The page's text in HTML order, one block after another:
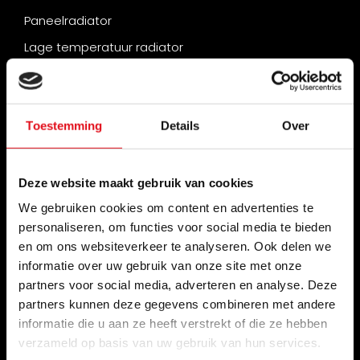
Toestemming Details Over
Deze website maakt gebruik van cookies
We gebruiken cookies om content en advertenties te
personaliseren, om functies voor social media te bieden
en om ons websiteverkeer te analyseren. Ook delen we
informatie over uw gebruik van onze site met onze
partners voor social media, adverteren en analyse. Deze
partners kunnen deze gegevens combineren met andere
informatie die u aan ze heeft verstrekt of die ze hebben
verzameld op basis van uw gebruik van hun services.
Paneelradiator
Lage temperatuur radiator
Hybride radiator
Verticale radiator
Convector radiator
Infrarood verwarming
Handige tools
Hulp bij keuze radiator
Benodigde capaciteit berekenen
Radiator laten plaatsen?
Radiator vervangen
Showroom Openingstijden